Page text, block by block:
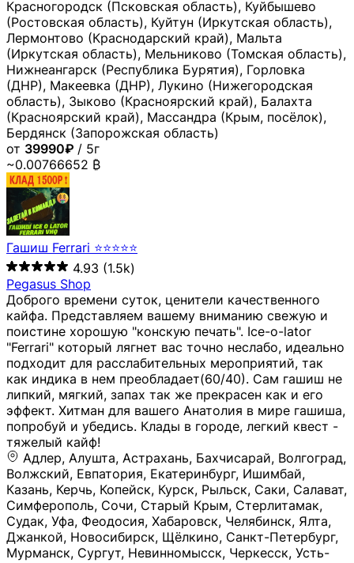
Красногородск (Псковская область), Куйбышево
(Ростовская область), Куйтун (Иркутская область),
Лермонтово (Краснодарский край), Мальта
(Иркутская область), Мельниково (Томская область),
Нижнеангарск (Республика Бурятия), Горловка
(ДНР), Макеевка (ДНР), Лукино (Нижегородская
область), Зыково (Красноярский край), Балахта
(Красноярский край), Массандра (Крым, посёлок),
Бердянск (Запорожская область)
от 39990₽ / 5г
~0.00766652 ₿
Гашиш Ferrari ⭐⭐⭐⭐⭐
4.93 (1.5k)
Pegasus Shop
Доброго времени суток, ценители качественного
кайфа. Представляем вашему вниманию свежую и
поистине хорошую "конскую печать". Ice-o-lator
"Ferrari" который лягнет вас точно неслабо, идеально
подходит для расслабительных мероприятий, так
как индика в нем преобладает(60/40). Сам гашиш не
липкий, мягкий, запах так же прекрасен как и его
эффект. Хитман для вашего Анатолия в мире гашиша,
попробуй и убедись. Клады в городе, легкий квест -
тяжелый кайф!
Адлер, Алушта, Астрахань, Бахчисарай, Волгоград, Волжский, Евпатория, Екатеринбург, Ишимбай, Казань, Керчь, Копейск, Курск, Рыльск, Саки, Салават, Симферополь, Сочи, Старый Крым, Стерлитамак, Судак, Уфа, Феодосия, Хабаровск, Челябинск, Ялта, Джанкой, Новосибирск, Щёлкино, Санкт-Петербург, Мурманск, Сургут, Невинномысск, Черкесск, Усть-Лабинск, Геленджик, Ставрополь, Калуга, Елец, Лебедянь, Данков, Жуковский, Оренбург, Орск (Оренбургская область), Магнитогорск, Пермь, Зеленоград, Солнечногорск, Нижний Новгород, Лысково, Заволжье, Кстово, Балахна (Нижегородская область), Богородск, Бор (Нижегородская область), Саратов, Энгельс, Ижевск, Тюмень, Ростов-на-Дону, Шахты, Новочеркасск, Батайск, Аксай, Люберцы, Истра, Москва, Армавир, Краснодар, Магадан, Самара, Анапа, Славянск-на-Кубани, Чаплыгин, Липецк, Нижний Тагил, Орехово-Зуево, Усть-Джегута, Лянтор, Нефтеюганск, Пыть-Ях, Урень, Ветлуга, Шахунья, Новороссийск, Крымск, Тимашёвск, Тольятти, Воткинск, Звенигород, Руза, Можайск, Белгород, Воронеж, Соликамск, Нытва, Лысьва (Пермский край), Чусовой, Кунгур, Краснокамск, Миасс, Губаха, Тула, Новомосковск, Донской, Омск, Льгов, Мытищи, Королёв, Ивантеевка, Балашиха, Семилуки, Кудымкар, Старый Оскол, Оса (Пермский край), Одинцово (Московская область), Ханты-Мансийск, Лабинск, Темрюк, Курганинск, Белореченск (Краснодарский край), Алупкa, Губкин, Рязань, Калининград, Усть-Илимск, Фрязино, Минеральные Воды, Пятигорск, Кострома, Ярославль, Коркино, Верхняя Пышма, Подольск, Красноярск, Смоленск, Долгопрудный, Чебоксары, Калачинск, Канск, Киров (Кировская область), Вологда, Рославль, Владивосток, Обнинск, Балабаново (Калужская область), Малоярославец, Брянск, Видное, Ярцево, Вязьма, Гагарин, Приволжск, Фурманов, Чайковский, Кинешма, Горячий Ключ, Улан-Удэ, Туймазы, Дюртюли, Альметьевск, Нефтекамск, Хадыженск, Апшеронск, Майкоп, Уссурийск, Ульяновск, Гатчина, Луга (Ленинградская область), Надым, Ногинск, Электросталь, Железнодорожный (Московская область), Бутурлиновка, Кириллов, Краснознаменск (Калиниградская область), Мышкин, Томмот, Холм, Абакан, Абдулино, Агидель, Агрыз, Адыгейск, Азнакаево, Алатырь, Алдан, Алейск, Александров, Александровск, Алексеевка (Белгородская обл.), Алексин, Амурск, Анадырь, Ангарск, Андреаполь, Анжеро-Судженск, Анива, Апатиты, Арамиль, Ардон, Арзамас, Аркадак, Арсеньев, Артём, Артёмовский, Архангельск, Асбест, Асино, Аткарск, Ахтубинск, Аша, Бабаево (Вологодская область), Бавлы (Республика Татарстан), Байкальск, Бакал, Баксан, Балаклава, Балаково (Саратовская область), Балашов (Саратовская область), Балтийск, Барабинск, Барнаул, Барыш (Ульяновская область), Бежецк, Белая Калитва (Ростовская область), Белебей, Белогорск (Крым), Белозерск, Белокуриха, Беломорск, Белоозёрский (Московская область), Белорецк (Республика Башкортостан), Кызыл, Белоярский (Ханты-Мансийский АО), Бердск, Березники (Пермский край), Берёзовский (Кемеровская область), Берёзовский (Свердловская область), Беслан, Бийск, Бикин, Билибино, Биробиджан, Благовещенск (Амурская область), Благовещенск (Башкортостан), Бобров, Богородицк, Боготол, Богучар, Бокситогорск (Ленинградская область), Бологое (Тверская область), Болхов, Большой Камень (Приморский край), Борисоглебск (Воронежская область), Боровичи (Новгородская область), Боровск, Бородино, Братск, Бронницы (Московская область), Бугульма (Республика Татарстан), Бугуруслан (Оренбургская область), Буинск, Буй, Буйнакск, Валдай, Валуйки, Велиж, Великие Луки, Великий Новгород, Великий Устюг, Вельск, Венёв, Верещагино, Верхнеуральск, Верхний Уфалей, Верхняя Салда, Верхняя Тура, Весьегонск, Вилючинск, Вихоревка, Вичуга, Владикавказ, Волгодонск, Волгореченск, Володарск, Волосово, Волчанск, Вольск, Воркута, Ворсма, Всеволожск (Ленинградская область), Вуктыл, Выкса, Высоковск, Высоцк, Вытегра, Вышний Волочёк, Вяземский, Вязники, Вятские Поляны, Нея, Шилка, Гаврилов Посад, Гаврилов-Ям, Гай, Галич, Гдов, Голицыно, Горно-Алтайск, Горнозаводск, Горняк, Городец, Гороховец, Гремячинск, Грозный, Грязи, Грязовец, Губкинский, Гуково, Гулькевичи, Гурьевск (Калининградская область), Гурьевск (Кемеровская область), Гусев, Гусь-Хрустальный, Давлеканово, Далматово, Дальнегорск, Дегтярск, Дедовск, Демидов, Дербент, Десногорск, Дзержинск, Дзержинский (Московская область), Дивногорск, Димитровград, Дмитровск, Дно, Добрянка, Долинск, Домодедово, Донецк (ДНР), Дорогобуж, Дрезна, Дубна, Дудинка, Духовщина, Дятьково, Егорьевск, Елабуга, Елизово, Ельня (Будет изменено название), Емва, Енисейск, Ермолино, Ершов, Ессентуки, Ефремов, Железноводск, Железногорск (Красноярский край), Железногорск (Курская область), Железногорск-Илимский, Жигулёвск, Жиздра, Жирновск, Жуков, Жуковка, Заводоуковск, Заволжск, Задонск, Заинск, Заозёрный, Заозёрск, Западная Двина, Заполярный, Зарайск, Заречный (Пензенская область), Заречный (Свердловская область), Заринск, Звенигово, Зверево, Зеленогорск ( Ленинградская обл. ), Зеленоградск, Зеленодольск, Зеленокумск, Зерноград, Зима, Змеиногорск, Зубцов, Ивангород, Иваново, Ивдель, Избербаш, Изобильный, Иланский, Инза, Инкерман, Инта, Ипатово, Искитим, Йошкар-Ола, Кадников, Калач, Калач-на-Дону, Калининск, Калтан, Калязин, Камбарка, Каменка (Пензенская область), Каменногорск (Ленинградская область), Каменск-Уральский, Каменск-Шахтинский, Камень-на-Оби, Камешково, Камышин, Канаш, Кандалакша, Карабаново, Карабаш, Карачаевск, Каргат, Каргополь, Карпинск, Карталы, Касимов, Касли, Каспийск, Катав-Ивановск, Катайск, Качканар, Кашин, Кашира, Кемерово, Кемь, Кизел, Кизилюрт, Кизляр, Кимовск, Кимры, Кингисепп, Кинель, Киреевск, Киренск, Киржач, Кириши, Кирово-Чепецк, Кировск (Ленинградская область), Кировск (Мурманская область), Кирсанов, Киселёвск, Кисловодск, Климовск, Клинцы, Княгинино, Ковдор, Ковров, Когалым, Козельск, Козьмодемьянск, Кола, Кологрив, Колпашево, Колпино, Кольчугино, Комсомольск, Комсомольск-на-Амуре, Конаково, Кондопога, Кондрово, Константиновск, Кораблино, Кореновск, Корсаков, Коряжма, Костерёво, Костомукша, Котельники, Котельниково, Котельнич, Котлас, Котовск, Кохма, Красноармейск (Московская область), Краснозаводск, Краснознаменск (Московская область), Краснокаменск, Краснослободск (Волгоградская область), Краснотурьинск, Красноуральск, Красный Сулин, Кремёнки, Кропоткин, Кубинка, Кувшиново (Тверская область), Кудрово, Кулебаки, Кумертау, Курлово, Куровское, Куртамыш, Курчатов, Куса, Кушва, Кыштым, Лабытнанги, Лагань, Лаишево (Республика Татарстан), Лакинск, Лангепас, Лахденпохья, Ленинск-Кузнецкий, Ленск (Республика Саха), Лермонтов (Ставропольский край), Лесозаводск (Приморский край), Лесосибирск, Ливны (Орловская область), Ликино-Дулёво, Липки (Тульская область), Лиски (Воронежская область), Лихославль, Лодейное Поле, Ломоносов (Санкт-Петербург), Лосино-Петровский, Лукоянов, Луховицы, Лыткарино, Любань (Ленинградская область), Любим, Людиново, Магас, Майский, Макаров, Малая Вишера, Малгобек, Мамадыш, Мамоново, Мантурово, Маркс, Махачкала, Мглин, Мегион, Медвежьегорск, Медногорск, Медынь, Меленки, Мелеуз, Менделеевск, Мещовск, Микунь, Миллерово, Минусинск, Миньяр, Мирный (Архангельская область), Мирный (Якутия), Михайловка (Город), Михайловск (Свердловская область), Михайловск (Ставропольский край), Могоча, Можга, Моздок, Мончегорск, Морозовск, Моршанск, Мосальск, Муравленко, Мурино, Муром, Мценск, Мыски, Набережные Челны, Навашино (Нижегородская область), Назарово (Красноярский край), Назрань, Нальчик, Наро-Фоминск, Нарткала, Нарьян-Мар, Находка, Невель (Псковская область), Невельск, Невьянск, Нелидово (Тверская область), Неман, Нерехта (Костромская область), Нерюнгри, Нестеров, Нефтегорск (Самарская область), Нефтекумск, Нижневартовск, Нижнекамск (Республика Татарстан), Нижнеудинск, Нижние Серги, Нижний Ломов, Нижняя Тура, Николаевск-на-Амуре, Никольск (Вологодская область), Никольск (Пензенская область), Новая Ладога, Новая Ляля, Новоалександровск, Новоалтайск, Нововоронеж, Новодвинск, Новозыбков, Новокубанск, Новокуйбышевск, Новомичуринск, Новопавловск, Новоржев, Новосокольники, Новотроицк, Новоульяновск, Новоуральск, Новохопёрск, Новочебоксарск, Новошахтинск, Новый Оскол, Новый Уренгой, Норильск, Нурлат, Нягань, Нязепетровск, Няндома, Облучье, Обоянь, Озёрск (Калининградская область), Озёрск (Челябинская область), Озёры, Октябрьск (Самарская область), Октябрьский (Башкортостан), Окуловка (Новгородская область), Оленегорск, Олонец, Онега, Опочка, Осинники, Осташков, Остров, Острогожск, Отрадный, Оха, Павлово, Павловск (Воронежская область), Павловск (Санкт-Петербург), Павловский Посад, Партизанск, Певек, Пенза, Первоуральск, Перевоз, Пересвет, Переславль-Залесский, Пестово (Новгородская область), Петрозаводск, Петропавловск-Камчатский, Печоры, Пикалёво, Пионерский, Питкяранта, Плавск, Плёс, Подпорожье, Покачи, Покров, Покровск, Полесск, Полысаево, Полярные Зори, Полярный, Поронайск, Порхов, Похвистнево, Почеп, Починок, Пошехонье, Правдинск, Приморск (Калининградская область), Приморско-Ахтарск, Приозерск, Прокопьевск, Протвино, Прохладный, Пугачёв, Пудож, Пустошка, Пушкино, Пущино, Пыталово, Радужный (Владимирская область), Радужный (Ханты-Мансийский АО), Райчихинск, Раменское, Рассказово, Ревда, Реж, Реутов, Родники, Россошь, Ростов (Ярославская обл.), Рошаль, Ртищево, Рубцовск, Рузаевка, Рыбинск, Рыбное, Ряжск, Салехард, Сальск, Саранск, Сарапул, Саров, Сасово, Сатка, Сафоново, Саяногорск, Саянск, Светлогорск, Светлоград, Светлый, Светогорск (Ленинградская область), Свободный, Себеж, Северобайкальск, Северодвинск, Североуральск, Сегежа, Семикаракорск, Сенгилей, Серафимович, Сергач, Сергиев Посад, Сердобск, Сертолово (Ленинградская область), Сестрорецк (Ленинградская область), Сибай, Скопин, Славгород, Сланцы, Слободской, Слюдянка, Собинка, Советск (Кировская область), Советск (Калининградская область), Советск (Тульская область), Советская Гавань, Советский (Ханты-Мансийский АО), Сокол (Вологодская область), Солигалич, Соль-Илецк, Сольцы, Сортавала, Сосенский, Сосновоборск, Сосновый Бор (Ленинградская область), Сосногорск, Спас-Клепики, Спасск-Рязанский, С